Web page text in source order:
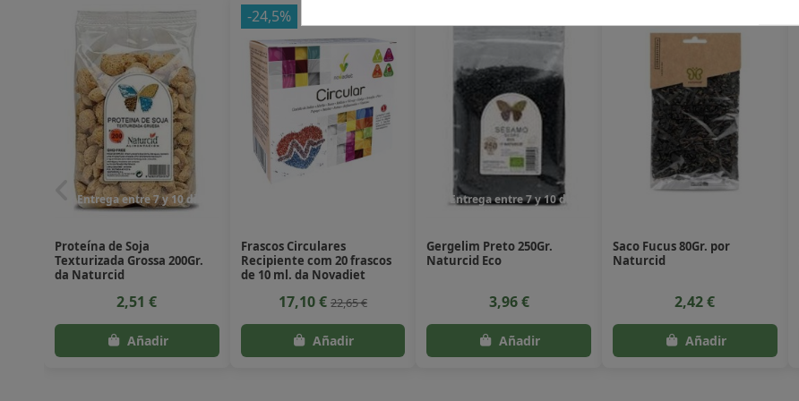
Entrega entre 7 y 10 dias
Proteína de Soja
Texturizada Grossa 200Gr.
da Naturcid
2,51 €
-24,5%
Frascos Circulares
Recipiente com 20 frascos
de 10 ml. da Novadiet
17,10 € 22,65 €
Entrega entre 7 y 10 dias
Gergelim Preto 250Gr.
Naturcid Eco
3,96 €
Saco Fucus 80Gr. por
Naturcid
2,42 €